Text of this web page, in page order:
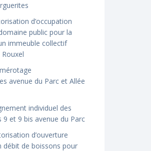
d’occupation
public pour la
immeuble collectif
avenue du Parc et Allée
individuel des
9 et 9 bis avenue du Parc
d’ouverture
débit de boissons pour